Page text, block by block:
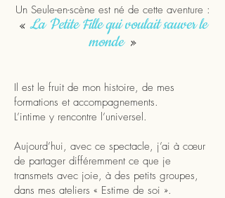
Un Seule-en-scène est né de cette aventure :
« La Petite Fille qui voulait sauver le
monde »
Il est le fruit de mon histoire, de mes
formations et accompagnements.
L’intime y rencontre l’universel.
Aujourd’hui, avec ce spectacle, j’ai à cœur
de partager différemment ce que je
transmets avec joie, à des petits groupes,
dans mes ateliers « Estime de soi ».